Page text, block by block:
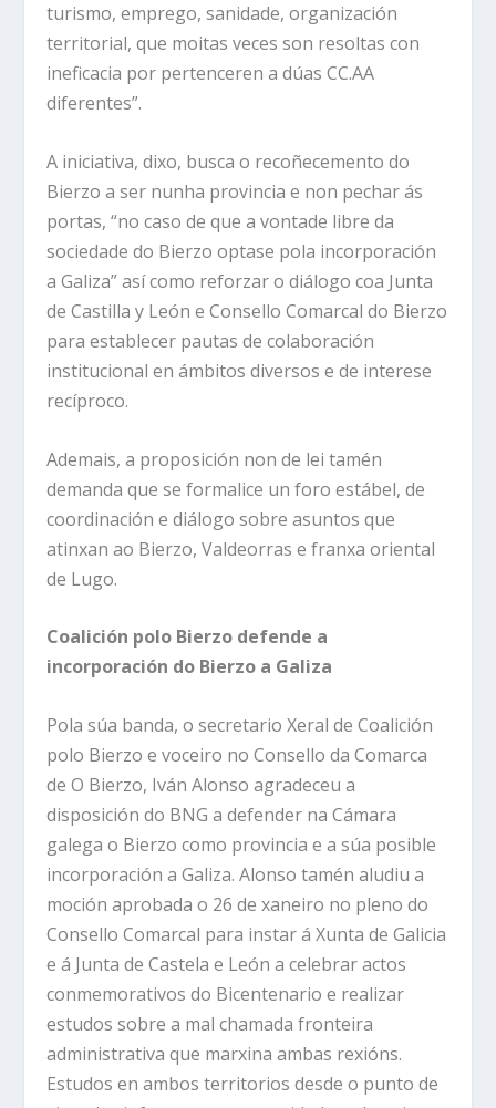
turismo, emprego, sanidade, organización
territorial, que moitas veces son resoltas con
ineficacia por pertenceren a dúas CC.AA
diferentes”.
A iniciativa, dixo, busca o recoñecemento do
Bierzo a ser nunha provincia e non pechar ás
portas, “no caso de que a vontade libre da
sociedade do Bierzo optase pola incorporación
a Galiza” así como reforzar o diálogo coa Junta
de Castilla y León e Consello Comarcal do Bierzo
para establecer pautas de colaboración
institucional en ámbitos diversos e de interese
recíproco.
Ademais, a proposición non de lei tamén
demanda que se formalice un foro estábel, de
coordinación e diálogo sobre asuntos que
atinxan ao Bierzo, Valdeorras e franxa oriental
de Lugo.
Coalición polo Bierzo defende a
incorporación do Bierzo a Galiza
Pola súa banda, o secretario Xeral de Coalición
polo Bierzo e voceiro no Consello da Comarca
de O Bierzo, Iván Alonso agradeceu a
disposición do BNG a defender na Cámara
galega o Bierzo como provincia e a súa posible
incorporación a Galiza. Alonso tamén aludiu a
moción aprobada o 26 de xaneiro no pleno do
Consello Comarcal para instar á Xunta de Galicia
e á Junta de Castela e León a celebrar actos
conmemorativos do Bicentenario e realizar
estudos sobre a mal chamada fronteira
administrativa que marxina ambas rexións.
Estudos en ambos territorios desde o punto de